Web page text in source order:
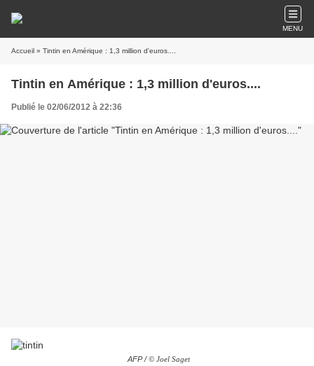
MENU
Accueil » Tintin en Amérique : 1,3 million d'euros....
Tintin en Amérique : 1,3 million d'euros....
Publié le 02/06/2012 à 22:36
AFP /© Joel Saget